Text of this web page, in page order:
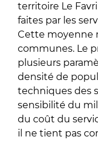
territoire Le
faites par les
Cette moyenne
communes. Le
plusieurs
densité de
techniques des
sensibilité du
du coût du
il ne tient pas